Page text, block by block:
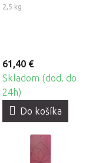
Yantra z
2,5 kg
61,40 €
Skladom (dod. do
24h)
Do košíka